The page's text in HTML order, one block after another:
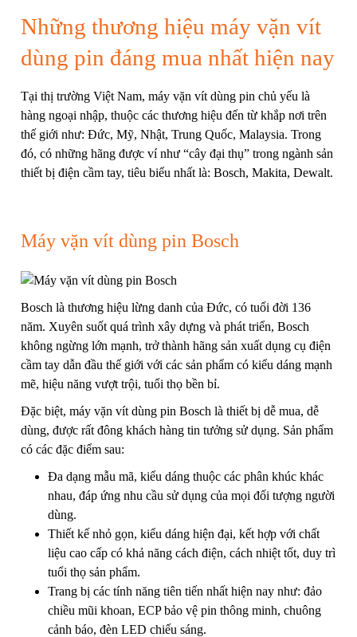
Những thương hiệu máy vặn vít
dùng pin đáng mua nhất hiện nay
Tại thị trường Việt Nam, máy vặn vít dùng pin chủ yếu là
hàng ngoại nhập, thuộc các thương hiệu đến từ khắp nơi trên
thế giới như: Đức, Mỹ, Nhật, Trung Quốc, Malaysia. Trong
đó, có những hãng được ví như “cây đại thụ” trong ngành sản
thiết bị điện cầm tay, tiêu biểu nhất là: Bosch, Makita, Dewalt.
Máy vặn vít dùng pin Bosch
Bosch là thương hiệu lừng danh của Đức, có tuổi đời 136
năm. Xuyên suốt quá trình xây dựng và phát triển, Bosch
không ngừng lớn mạnh, trở thành hãng sản xuất dụng cụ điện
cầm tay dẫn đầu thế giới với các sản phẩm có kiểu dáng mạnh
mẽ, hiệu năng vượt trội, tuổi thọ bền bỉ.
Đặc biệt, máy vặn vít dùng pin Bosch là thiết bị dễ mua, dễ
dùng, được rất đông khách hàng tin tưởng sử dụng. Sản phẩm
có các đặc điểm sau:
Đa dạng mẫu mã, kiểu dáng thuộc các phân khúc khác
nhau, đáp ứng nhu cầu sử dụng của mọi đối tượng người
dùng.
Thiết kế nhỏ gọn, kiểu dáng hiện đại, kết hợp với chất
liệu cao cấp có khả năng cách điện, cách nhiệt tốt, duy trì
tuổi thọ sản phẩm.
Trang bị các tính năng tiên tiến nhất hiện nay như: đảo
chiều mũi khoan, ECP bảo vệ pin thông minh, chuông
cảnh báo, đèn LED chiếu sáng.